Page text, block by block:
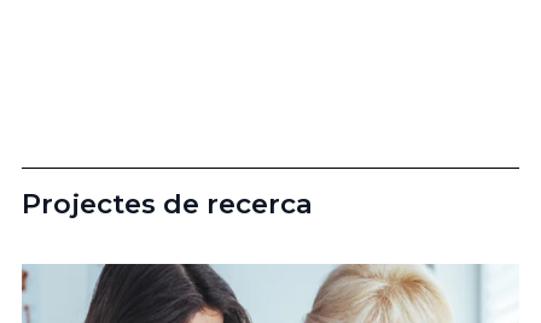
Projectes de recerca